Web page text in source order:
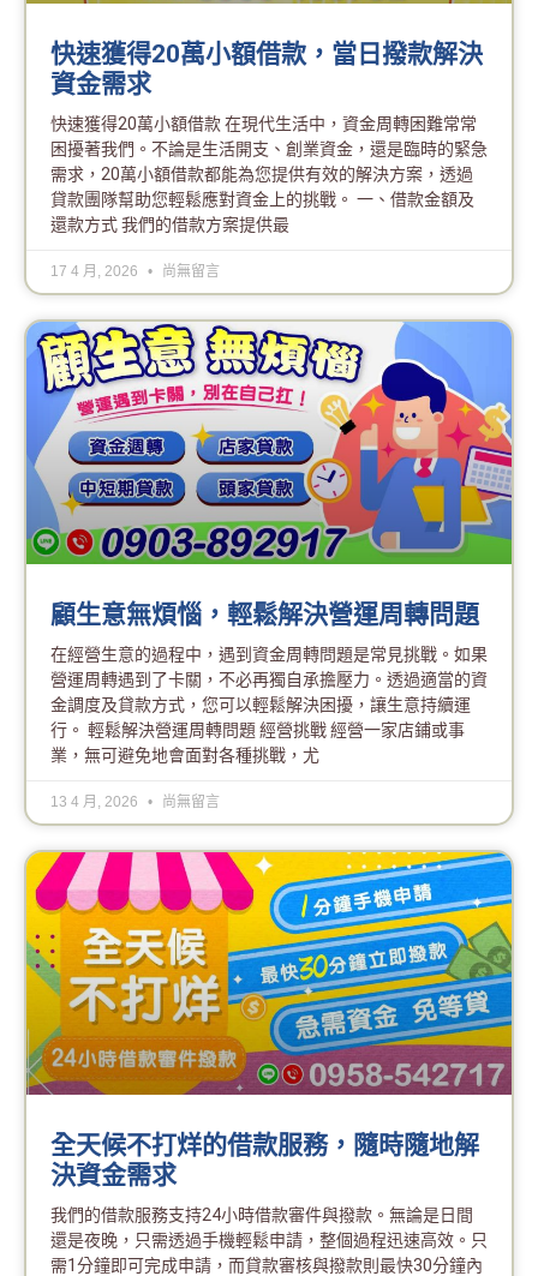
快速獲得20萬小額借款，當日撥款解決
資金需求
快速獲得20萬小額借款 在現代生活中，資金周轉困難常常
困擾著我們。不論是生活開支、創業資金，還是臨時的緊急
需求，20萬小額借款都能為您提供有效的解決方案，透過
貸款團隊幫助您輕鬆應對資金上的挑戰。 一、借款金額及
還款方式 我們的借款方案提供最
17 4 月, 2026 尚無留言
顧生意無煩惱，輕鬆解決營運周轉問題
在經營生意的過程中，遇到資金周轉問題是常見挑戰。如果
營運周轉遇到了卡關，不必再獨自承擔壓力。透過適當的資
金調度及貸款方式，您可以輕鬆解決困擾，讓生意持續運
行。 輕鬆解決營運周轉問題 經營挑戰 經營一家店鋪或事
業，無可避免地會面對各種挑戰，尤
13 4 月, 2026 尚無留言
全天候不打烊的借款服務，隨時隨地解
決資金需求
我們的借款服務支持24小時借款審件與撥款。無論是日間
還是夜晚，只需透過手機輕鬆申請，整個過程迅速高效。只
需1分鐘即可完成申請，而貸款審核與撥款則最快30分鐘內